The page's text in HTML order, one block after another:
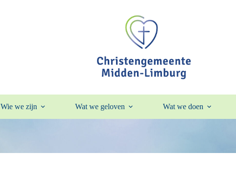
Wie we zijn Wat we geloven Wat we doen